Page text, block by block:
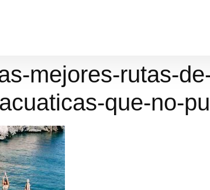
mejores-rutas-
que-no-